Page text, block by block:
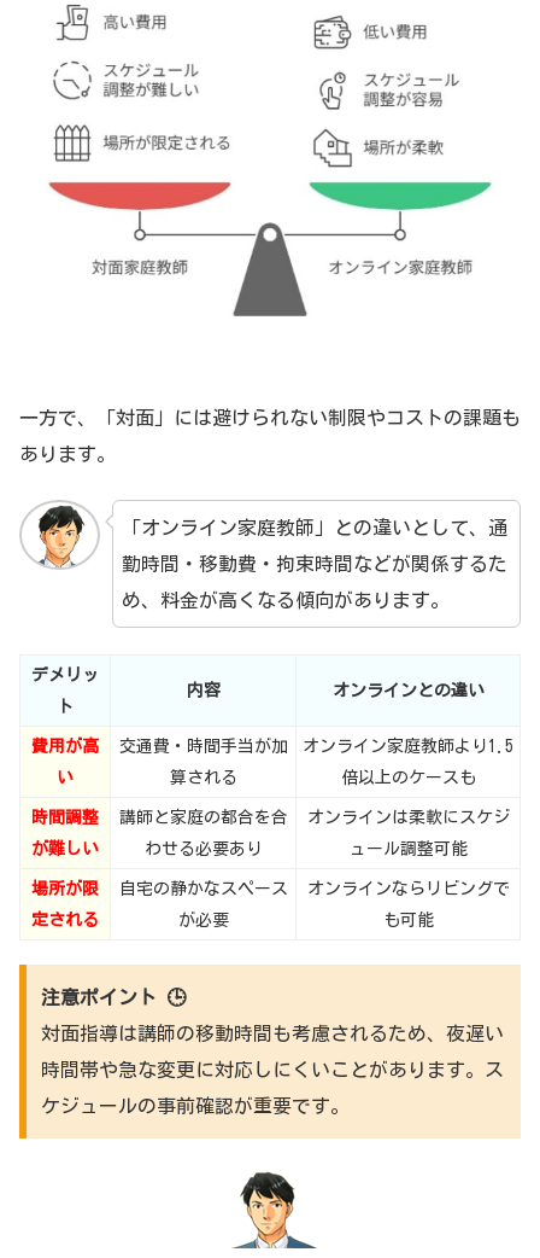
一方で、「対面」には避けられない制限やコストの課題も
あります。
「オンライン家庭教師」との違いとして、通
勤時間・移動費・拘束時間などが関係するた
め、料金が高くなる傾向があります。
デメリッ
ト
内容 オンラインとの違い
費用が高
い
交通費・時間手当が加
算される
オンライン家庭教師より1.5
倍以上のケースも
時間調整
が難しい
講師と家庭の都合を合
わせる必要あり
オンラインは柔軟にスケジ
ュール調整可能
場所が限
定される
自宅の静かなスペース
が必要
オンラインならリビングで
も可能
注意ポイント 🕒
対面指導は講師の移動時間も考慮されるため、夜遅い
時間帯や急な変更に対応しにくいことがあります。ス
ケジュールの事前確認が重要です。